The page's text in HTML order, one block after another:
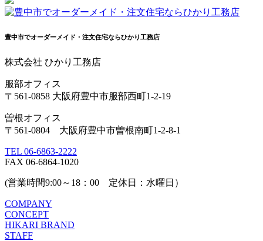
豊中市でオーダーメイド・注文住宅ならひかり工務店
株式会社 ひかり工務店
服部オフィス
〒561-0858 大阪府豊中市服部西町1-2-19
曽根オフィス
〒561-0804 大阪府豊中市曽根南町1-2-8-1
TEL 06-6863-2222
FAX 06-6864-1020
(営業時間9:00～18：00 定休日：水曜日）
COMPANY
CONCEPT
HIKARI BRAND
STAFF